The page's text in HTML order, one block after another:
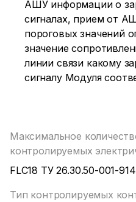
АШУ информации о
сигналах, прием от
пороговых значений
значение
линии связи какому
сигналу Модуля
Максимальное
контролируемых
FLC18 ТУ 26.30.50-001-
Тип контролируемых